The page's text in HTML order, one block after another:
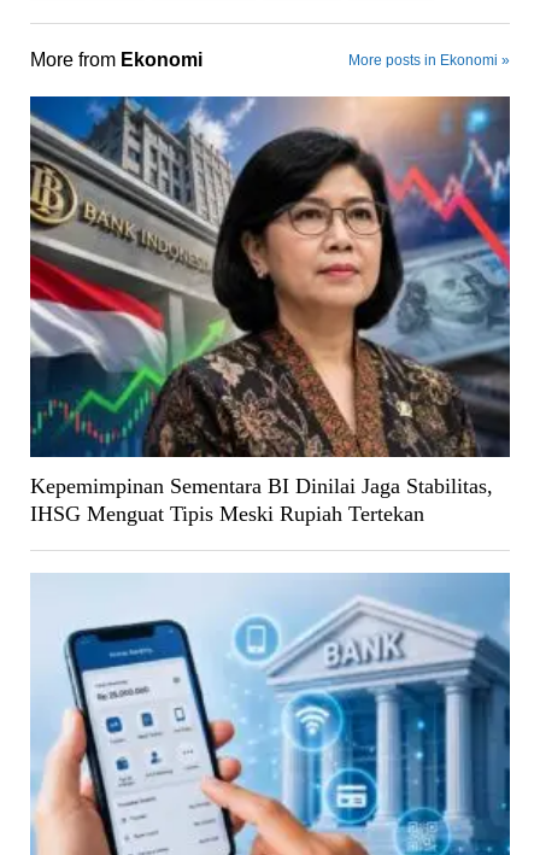
More from Ekonomi More posts in Ekonomi »
Kepemimpinan Sementara BI Dinilai Jaga Stabilitas,
IHSG Menguat Tipis Meski Rupiah Tertekan